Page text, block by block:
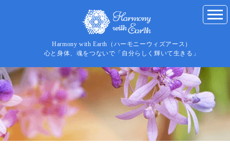
Harmony with Earth（ハーモニーウィズアース）
心と身体、魂をつないで「自分らしく輝いて生きる」